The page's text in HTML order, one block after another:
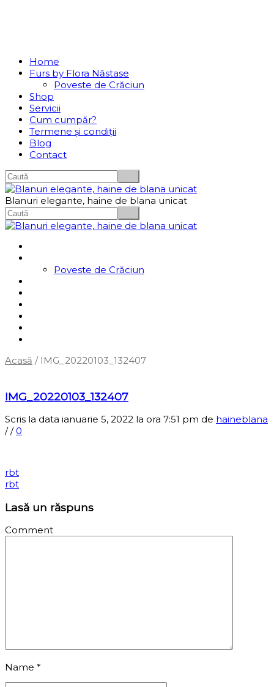
Home
Furs by Flora Năstase
Poveste de Crăciun
Shop
Servicii
Cum cumpăr?
Termene și condiții
Blog
Contact
Blanuri elegante, haine de blana unicat
Poveste de Crăciun
Acasă / IMG_20220103_132407
IMG_20220103_132407
Scris la data ianuarie 5, 2022 la ora 7:51 pm de haineblana
//0
rbt
rbt
Lasă un răspuns
Comment
Name *